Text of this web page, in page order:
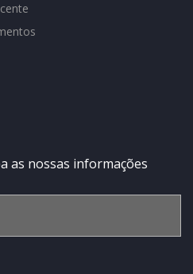
as nossas informações